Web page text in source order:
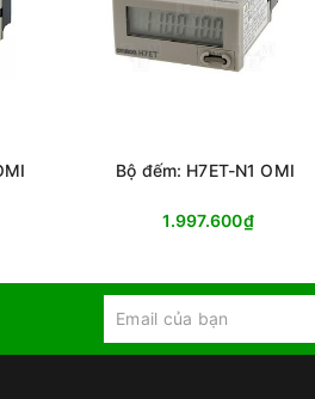
Bộ đếm: H7ET-N1 OMI
1.997.600₫